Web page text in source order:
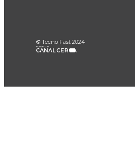
© Tecno Fast 2024